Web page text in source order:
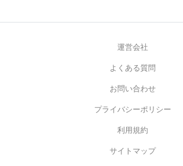
運営会社
よくある質問
お問い合わせ
プライバシーポリシー
利用規約
サイトマップ